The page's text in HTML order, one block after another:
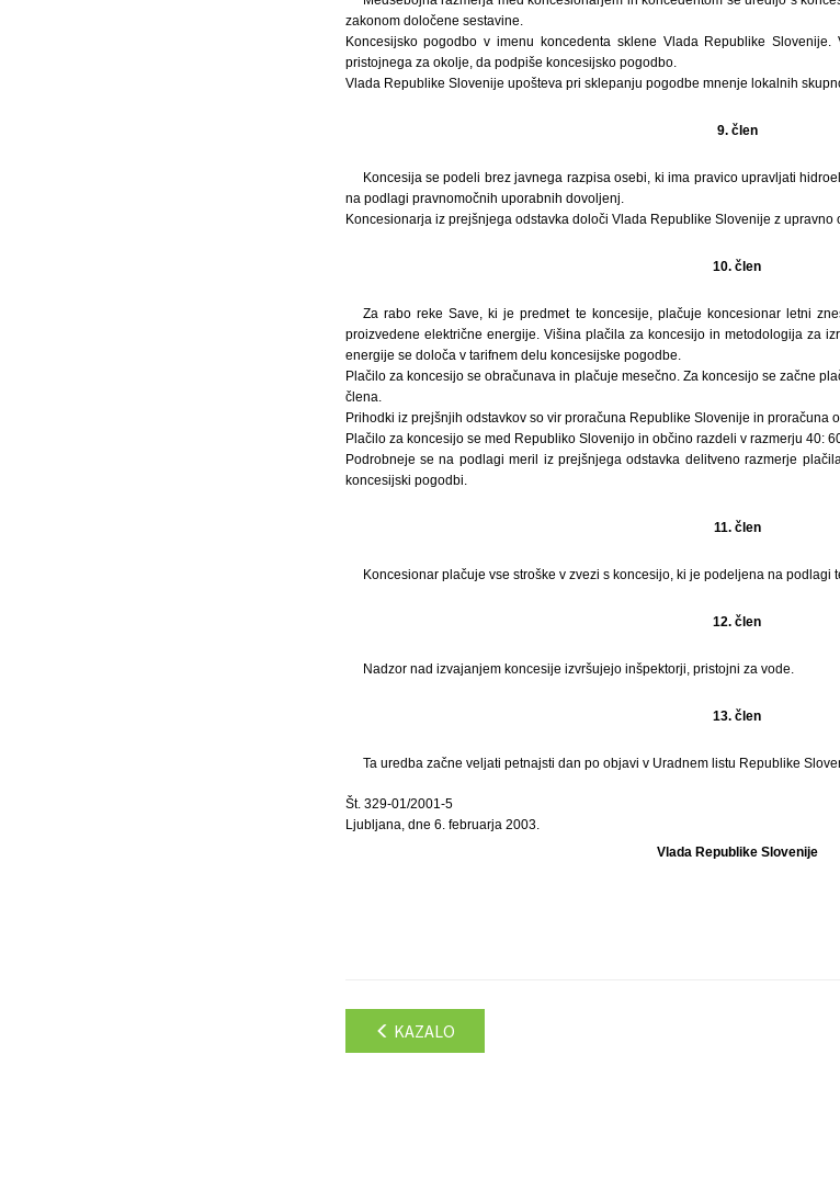
zakonom določene sestavine.
Koncesijsko pogodbo v imenu koncedenta sklene Vlada Republike Slovenije.
pristojnega za okolje, da podpiše koncesijsko pogodbo.
Vlada Republike Slovenije upošteva pri sklepanju pogodbe mnenje lokalnih
9. člen
Koncesija se podeli brez javnega razpisa osebi, ki ima pravico upravljati
na podlagi pravnomočnih uporabnih dovoljenj.
Koncesionarja iz prejšnjega odstavka določi Vlada Republike Slovenije z upravno
10. člen
Za rabo reke Save, ki je predmet te koncesije, plačuje koncesionar letni
proizvedene električne energije. Višina plačila za koncesijo in metodologija za
energije se določa v tarifnem delu koncesijske pogodbe.
Plačilo za koncesijo se obračunava in plačuje mesečno. Za koncesijo se začne
člena.
Prihodki iz prejšnjih odstavkov so vir proračuna Republike Slovenije in proračuna
Plačilo za koncesijo se med Republiko Slovenijo in občino razdeli v razmerju 40:
Podrobneje se na podlagi meril iz prejšnjega odstavka delitveno razmerje
koncesijski pogodbi.
11. člen
Koncesionar plačuje vse stroške v zvezi s koncesijo, ki je podeljena na podlagi
12. člen
Nadzor nad izvajanjem koncesije izvršujejo inšpektorji, pristojni za vode.
13. člen
Ta uredba začne veljati petnajsti dan po objavi v Uradnem listu Republike
Št. 329-01/2001-5
Ljubljana, dne 6. februarja 2003.
Vlada Republike Slovenije
KAZALO